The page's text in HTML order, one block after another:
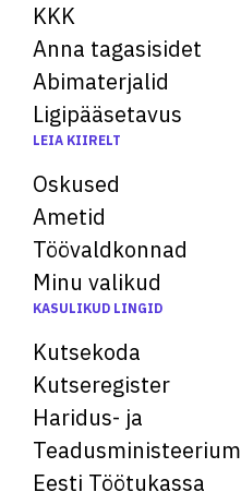
KKK
Anna tagasisidet
Abimaterjalid
Ligipääsetavus
LEIA KIIRELT
Oskused
Ametid
Töövaldkonnad
Minu valikud
KASULIKUD LINGID
Kutsekoda
Kutseregister
Haridus- ja
Teadusministeerium
Eesti Töötukassa